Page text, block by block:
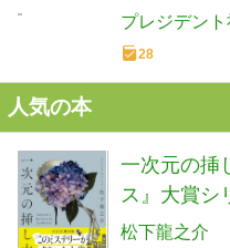
プレジデント
28
人気の本
一次元の挿
ス』大賞シ
松下龍之介